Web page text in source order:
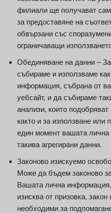
филиали ще получават
за предоставяне на
обвързани със
ограничаващи
Обединяване на данни –
събираме и използваме
информация, събрана от
уебсайт, и да събираме
анализи, които
както и за използване или
един момент вашата
такива агрегирани данни.
Законово изискуемо
Може да бъдем законово
Вашата лична информация,
изисква от призовка,
необходими за